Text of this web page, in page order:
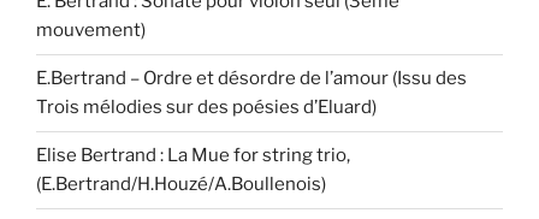
mouvement)
E.Bertrand – Ordre et désordre de l’amour (Issu des
Trois mélodies sur des poésies d’Eluard)
Elise Bertrand : La Mue for string trio,
(E.Bertrand/H.Houzé/A.Boullenois)